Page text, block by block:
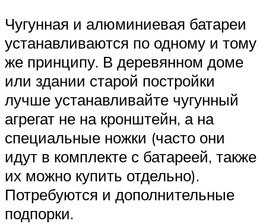
Чугунная и алюминиевая батареи
устанавливаются по одному и тому
же принципу. В деревянном доме
или здании старой постройки
лучше устанавливайте чугунный
агрегат не на кронштейн, а на
специальные ножки (часто они
идут в комплекте с батареей, также
их можно купить отдельно).
Потребуются и дополнительные
подпорки.